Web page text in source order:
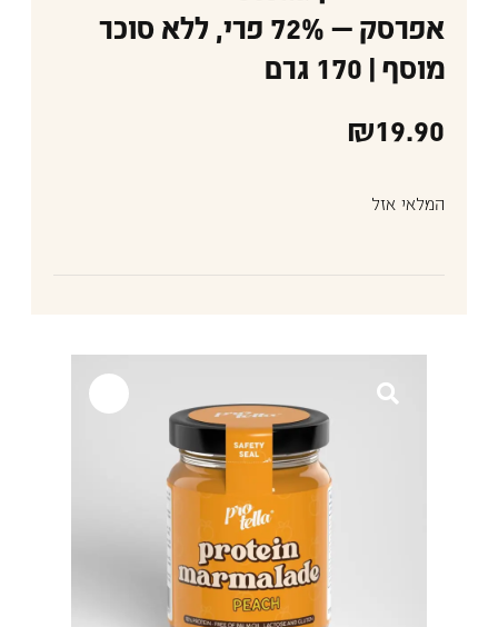
אפרסק — 72% פרי, ללא סוכר
מוסף | 170 גרם
₪19.90
המלאי אזל